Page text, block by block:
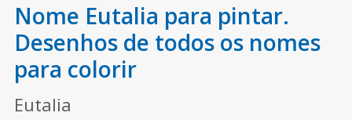
Nome Eutalia para pintar.
Desenhos de todos os nomes
para colorir
Eutalia